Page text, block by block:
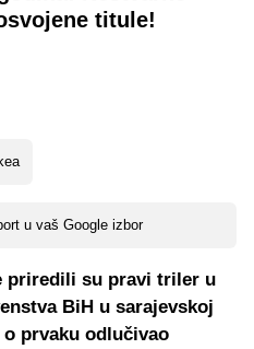
titule!
u vaš Google izbor
priredili su pravi triler u
BiH u sarajevskoj
prvaku odlučivao